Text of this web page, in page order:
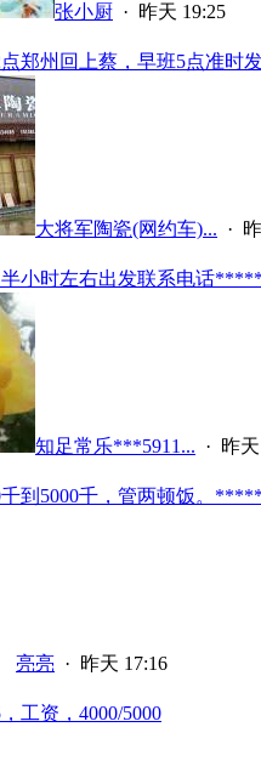
张小厨 · 昨天 19:25
郑州回上蔡，早班5点准时
大将军陶瓷(网约车)... ·
小时左右出发联系电话
知足常乐***5911... · 昨
到5000千，管两顿饭。
亮亮 · 昨天 17:16
工资，4000/5000